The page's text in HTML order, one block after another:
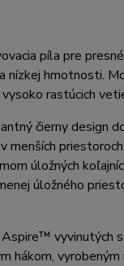
píla pre
nízkej hmotnosti.
rastúcich
čierny design
úložných
úložného
vyvinutých
hákom,